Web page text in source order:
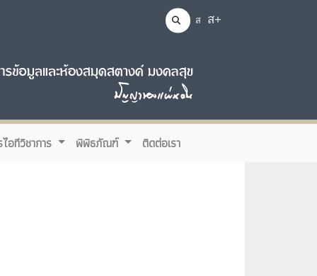
ส ส+
อทีวิชาการ พิพิธภัณฑ์ ติดต่อเรา